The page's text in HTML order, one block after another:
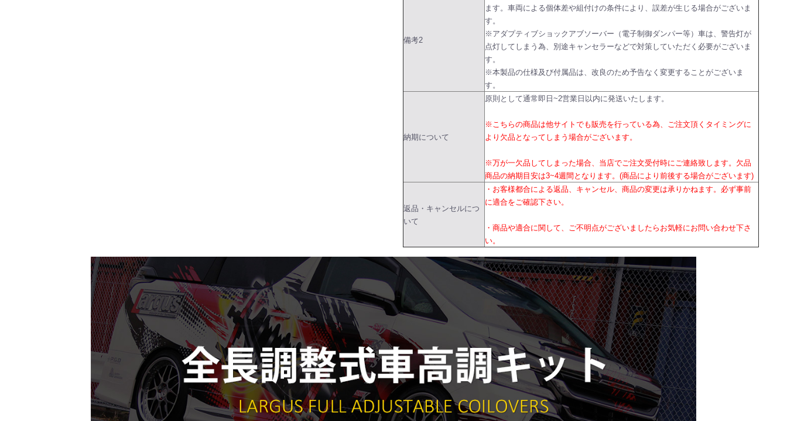
備考2
ます。車両による個体差や組付けの条件により、誤差が生じる場合がございま
す。
※アダプティブショックアブソーバー（電子制御ダンパー等）車は、警告灯が
点灯してしまう為、別途キャンセラーなどで対策していただく必要がございま
す。
※本製品の仕様及び付属品は、改良のため予告なく変更することがございま
す。
納期について
原則として通常即日~2営業日以内に発送いたします。
※こちらの商品は他サイトでも販売を行っている為、ご注文頂くタイミングに
より欠品となってしまう場合がございます。
※万が一欠品してしまった場合、当店でご注文受付時にご連絡致します。欠品
商品の納期目安は3~4週間となります。(商品により前後する場合がございます)
返品・キャンセルにつ
いて
・お客様都合による返品、キャンセル、商品の変更は承りかねます。必ず事前
に適合をご確認下さい。
・商品や適合に関して、ご不明点がございましたらお気軽にお問い合わせ下さ
い。